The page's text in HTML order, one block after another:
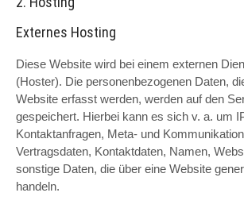
Externes Hosting
Diese Website wird bei einem externen
(Hoster). Die personenbezogenen Daten,
Website erfasst werden, werden auf den
gespeichert. Hierbei kann es sich v. a. um
Kontaktanfragen, Meta- und
Vertragsdaten, Kontaktdaten, Namen,
sonstige Daten, die über eine Website
handeln.